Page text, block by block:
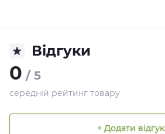
Відгуки
0 / 5
середній рейтинг товару
+ Додати відгук